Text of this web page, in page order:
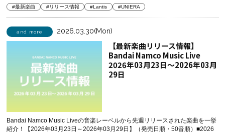
#最新楽曲 #リリース情報 #Lantis #UNIERA
and more 2026.03.30(Mon)
【最新楽曲リリース情報】
Bandai Namco Music Live
2026年03月23日～2026年03月
29日
Bandai Namco Music Liveの音楽レーベルから先週リリースされた楽曲を一挙
紹介！【2026年03月23日～2026年03月29日】（発売日順・50音順）■2026